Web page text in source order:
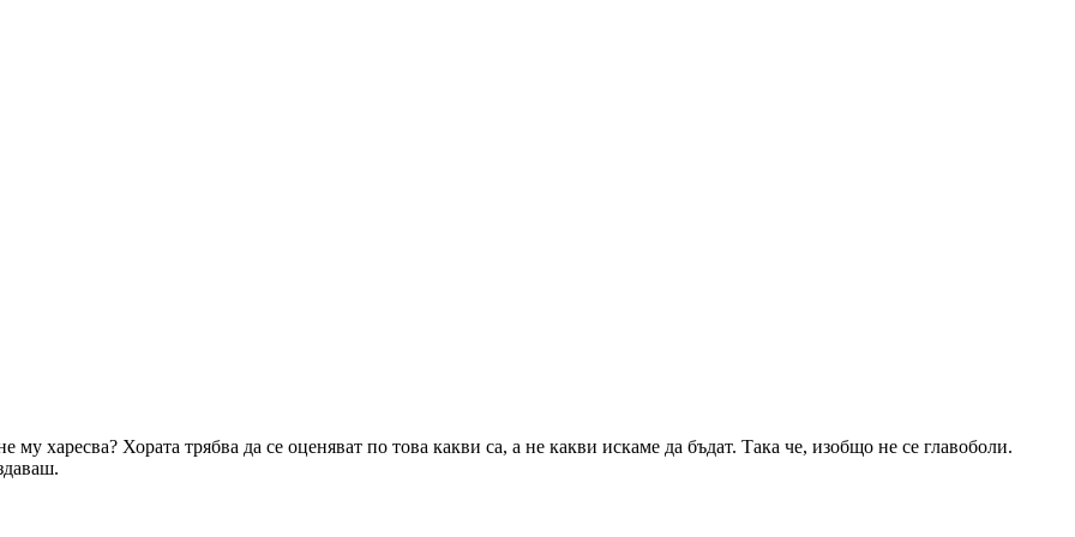
харесва? Хората трябва да се оценяват по това какви са, а не какви искаме да бъдат. Така че, изобщо не се главоболи.